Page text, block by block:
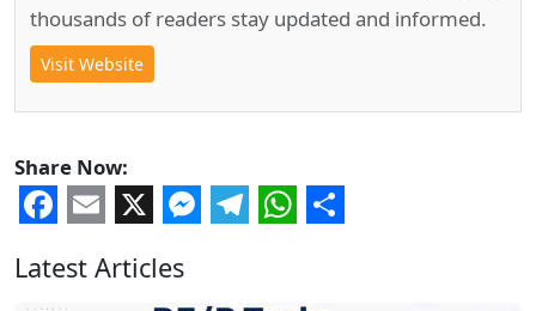
thousands of readers stay updated and informed.
Visit Website
Share Now:
Latest Articles